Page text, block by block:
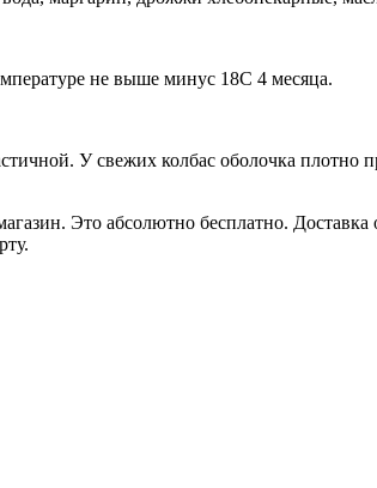
не выше минус 18С 4 месяца.
У свежих колбас оболочка плотно
Это абсолютно бесплатно.